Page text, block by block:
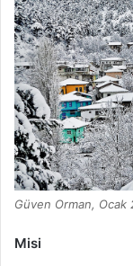
Güven Orman, Ocak
Misi